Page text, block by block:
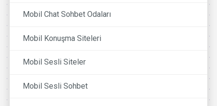
Mobil Chat Sohbet Odaları
Mobil Konuşma Siteleri
Mobil Sesli Siteler
Mobil Sesli Sohbet